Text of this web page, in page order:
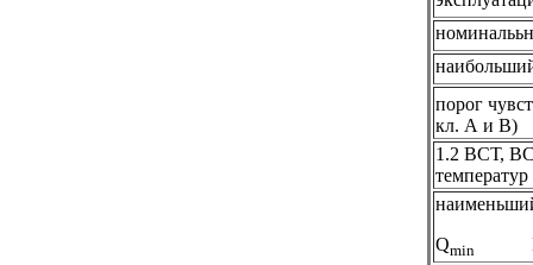
порог
кл. А и В)
1.2 ВСТ,
температур
Qmin